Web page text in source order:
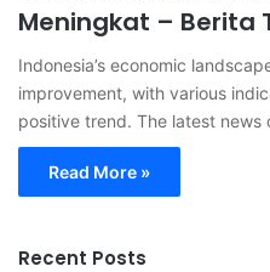
Meningkat – Berita
Indonesia’s economic
improvement, with various
positive trend. The latest news
Read More »
Recent Posts